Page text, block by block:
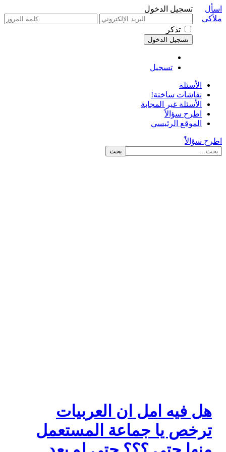
تسجيل الدخول
تذكر
تسجيل
اسأل
ملاًكي
الأسئلة
نقاشات ساخنة!
الأسئلة غير المجابة
اطرح سؤالاً
الموقع الرئيسي
اطرح سؤالاً
هل فيه امل ان العربيات
ترخص يا جماعة المستعمل